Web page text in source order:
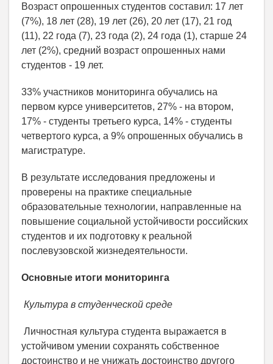
Возраст опрошенных студентов составил: 17 лет
(7%), 18 лет (28), 19 лет (26), 20 лет (17), 21 год
(11), 22 года (7), 23 года (2), 24 года (1), старше 24
лет (2%), средний возраст опрошенных нами
студентов - 19 лет.
33% участников мониторинга обучались на
первом курсе университетов, 27% - на втором,
17% - студенты третьего курса, 14% - студенты
четвертого курса, а 9% опрошенных обучались в
магистратуре.
В результате исследования предложены и
проверены на практике специальные
образовательные технологии, направленные на
повышение социальной устойчивости российских
студентов и их подготовку к реальной
послевузовской жизнедеятельности.
Основные итоги мониторинга
Культура в студенческой среде
Личностная культура студента выражается в
устойчивом умении сохранять собственное
достоинство и не унижать достоинство другого